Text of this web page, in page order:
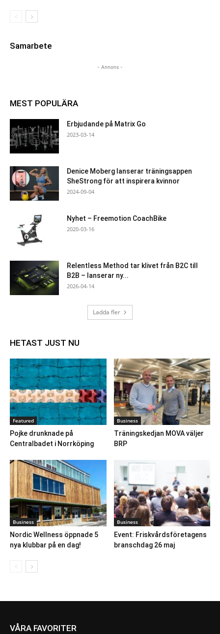
Samarbete
- Annons -
MEST POPULÄRA
Erbjudande på Matrix Go
2023-03-14
Denice Moberg lanserar träningsappen
SheStrong för att inspirera kvinnor
2024-09-04
Nyhet – Freemotion CoachBike
2020-03-16
Relentless Method tar klivet från B2C till
B2B – lanserar ny...
2026-04-14
Ladda fler
HETAST JUST NU
Featured
Pojke drunknade på
Centralbadet i Norrköping
Business
Träningskedjan MOVA väljer
BRP
Business
Nordic Wellness öppnade 5
nya klubbar på en dag!
Business
Event: Friskvårdsföretagens
branschdag 26 maj
VÅRA FAVORITER